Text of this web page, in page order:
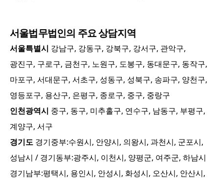
서울법무법인의 주요 상담지역
서울특별시 강남구, 강동구, 강북구, 강서구, 관악구,
광진구, 구로구, 금천구, 노원구, 도봉구, 동대문구, 동작구,
마포구, 서대문구, 서초구, 성동구, 성북구, 송파구, 양천구,
영등포구, 용산구, 은평구, 종로구, 중구, 중랑구
인천광역시 중구, 동구, 미추홀구, 연수구, 남동구, 부평구,
계양구, 서구
경기도 경기중부:수원시, 안양시, 의왕시, 과천시, 군포시,
성남시 / 경기동부:광주시, 이천시, 양평군, 여주군, 하남시
경기남부:평택시, 용인시, 안성시, 화성시, 오산시, 안산시,